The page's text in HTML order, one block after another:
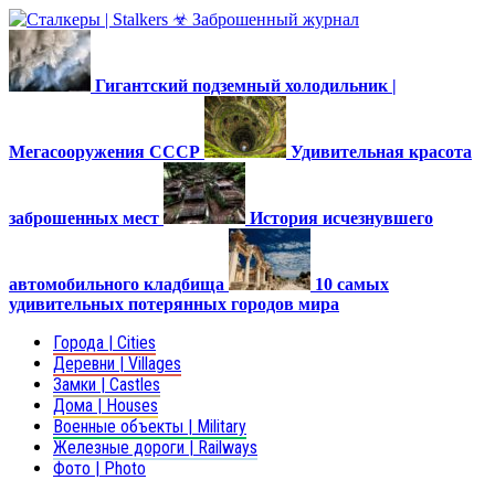
Гигантский подземный холодильник |
Мегасооружения СССР Удивительная красота
заброшенных мест История исчезнувшего
автомобильного кладбища
10 самых
удивительных потерянных городов мира
Города | Cities
Деревни | Villages
Замки | Castles
Дома | Houses
Военные объекты | Military
Железные дороги | Railways
Фото | Photo